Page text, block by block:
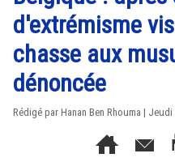
d'extrémisme
chasse aux
dénoncée
Rédigé par Hanan Ben Rhouma | Jeudi